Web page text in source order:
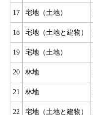
17 宅地（土地）
18 宅地（土地と建物）
19 宅地（土地）
20 林地
21 林地
22 宅地（土地と建物）